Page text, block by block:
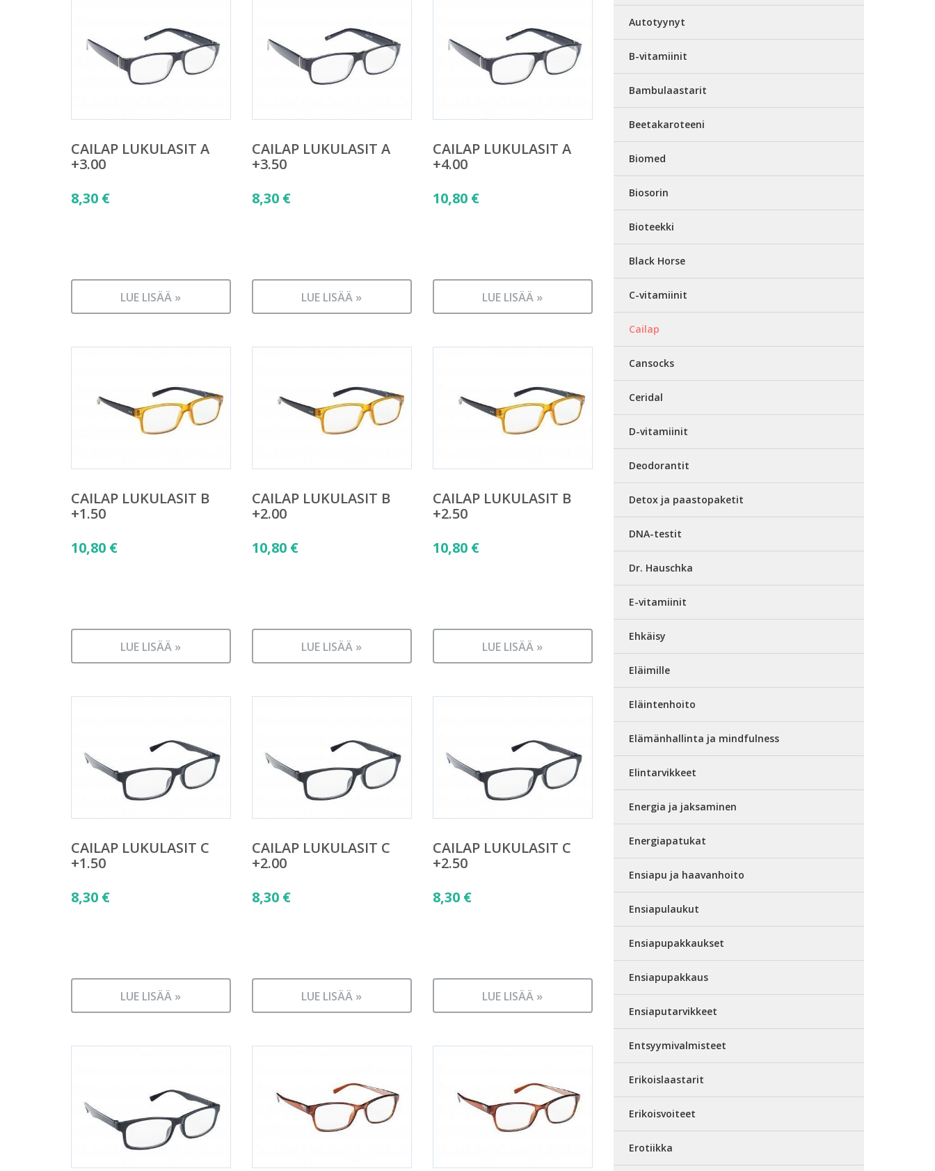
CAILAP LUKULASIT A
+3.00
8,30 €
LUE LISÄÄ »
CAILAP LUKULASIT A
+3.50
8,30 €
LUE LISÄÄ »
CAILAP LUKULASIT A
+4.00
10,80 €
LUE LISÄÄ »
CAILAP LUKULASIT B
+1.50
10,80 €
LUE LISÄÄ »
CAILAP LUKULASIT B
+2.00
10,80 €
LUE LISÄÄ »
CAILAP LUKULASIT B
+2.50
10,80 €
LUE LISÄÄ »
CAILAP LUKULASIT C
+1.50
8,30 €
LUE LISÄÄ »
CAILAP LUKULASIT C
+2.00
8,30 €
LUE LISÄÄ »
CAILAP LUKULASIT C
+2.50
8,30 €
LUE LISÄÄ »
Autotyynyt
B-vitamiinit
Bambulaastarit
Beetakaroteeni
Biomed
Biosorin
Bioteekki
Black Horse
C-vitamiinit
Cailap
Cansocks
Ceridal
D-vitamiinit
Deodorantit
Detox ja paastopaketit
DNA-testit
Dr. Hauschka
E-vitamiinit
Ehkäisy
Eläimille
Eläintenhoito
Elämänhallinta ja mindfulness
Elintarvikkeet
Energia ja jaksaminen
Energiapatukat
Ensiapu ja haavanhoito
Ensiapulaukut
Ensiapupakkaukset
Ensiapupakkaus
Ensiaputarvikkeet
Entsyymivalmisteet
Erikoislaastarit
Erikoisvoiteet
Erotiikka